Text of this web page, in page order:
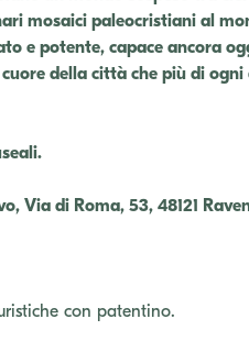
mosaici paleocristiani al
e potente, capace ancora
della città che più di
Via di Roma, 53, 48121
con patentino.